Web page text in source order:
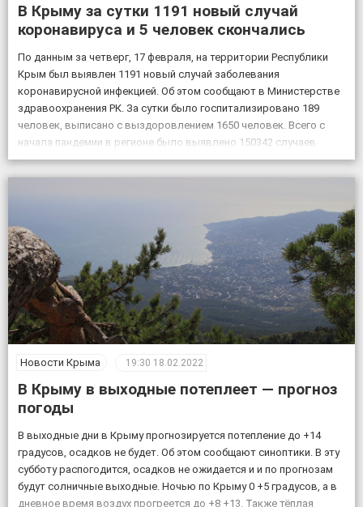
В Крыму за сутки 1191 новый случай
коронавируса и 5 человек скончались
По данным за четверг, 17 февраля, на территории Республики
Крым был выявлен 1191 новый случай заболевания
коронавирусной инфекцией. Об этом сообщают в Министерстве
здравоохранения РК. За сутки было госпитализировано 189
человек, выписано с выздоровлением 1650 человек. Всего с
начала пандемии в регионе было выявлено 150342 случаев
заболевания коронавирусом, скончалось 4830 пациентов с
подтвержденным коронавирусом, в […]
Новости Крыма 19:30 18.02.2022
В Крыму в выходные потеплеет — прогноз
погоды
В выходные дни в Крыму прогнозируется потепление до +14
градусов, осадков не будет. Об этом сообщают синоптики. В эту
субботу распогодится, осадков не ожидается и и по прогнозам
будут солничные выходные. Ночью по Крыму 0 +5 градусов, а в
дневное время воздух прогреется до +8 +13. Также тёплая